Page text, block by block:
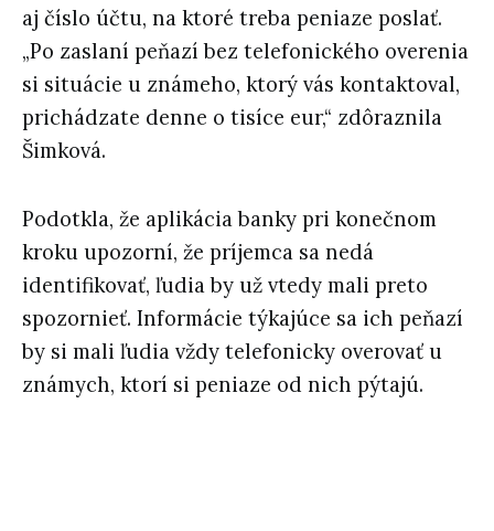
aj číslo účtu, na ktoré treba peniaze poslať.
„Po zaslaní peňazí bez telefonického overenia
si situácie u známeho, ktorý vás kontaktoval,
prichádzate denne o tisíce eur,“ zdôraznila
Šimková.
Podotkla, že aplikácia banky pri konečnom
kroku upozorní, že príjemca sa nedá
identifikovať, ľudia by už vtedy mali preto
spozornieť. Informácie týkajúce sa ich peňazí
by si mali ľudia vždy telefonicky overovať u
známych, ktorí si peniaze od nich pýtajú.